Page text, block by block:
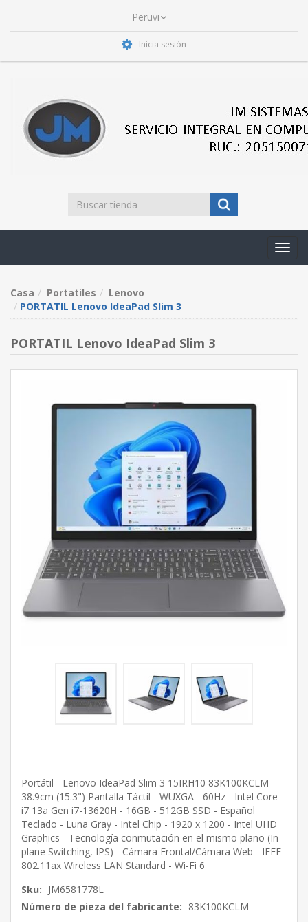
Inicia sesión
Casa Portatiles
Lenovo
PORTATIL Lenovo IdeaPad Slim 3
PORTATIL Lenovo IdeaPad Slim 3
Portátil - Lenovo IdeaPad Slim 3 15IRH10 83K100KCLM
38.9cm (15.3") Pantalla Táctil - WUXGA - 60Hz - Intel Core
i7 13a Gen i7-13620H - 16GB - 512GB SSD - Español
Teclado - Luna Gray - Intel Chip - 1920 x 1200 - Intel UHD
Graphics - Tecnología conmutación en el mismo plano (In-
plane Switching, IPS) - Cámara Frontal/Cámara Web - IEEE
802.11ax Wireless LAN Standard - Wi-Fi 6
Sku: JM6581778L
Número de pieza del fabricante: 83K100KCLM